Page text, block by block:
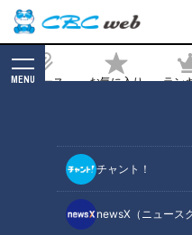
ニュース お気に入り ラン
MENU
チャント！
newsX（ニュース
ドラゴンズ勝野昌
ラム
2020/10/09 11:00